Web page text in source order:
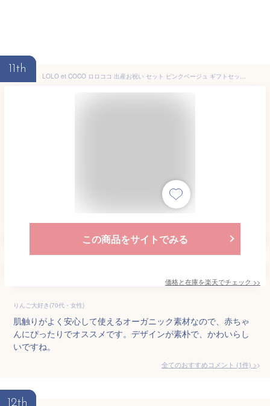
11th
LOLO et COCO ロロココ 出産お祝い セット ピンクベージュ ギフトセット カゴM / 雑貨6点 スタイ 汗取りパット ガラガラ 靴下 授乳スタイ2枚 / オーガニック 水玉 クマ 出産祝い 男の子 女の子 ベビー用品 おしゃれ かわいい 日本製 赤ちゃん ベビーギフト
この商品をサイトでみる
価格と在庫を楽天でチェック >>
りんご大好き(70代・女性)
肌触りがよく安心して使えるオーガニック素材なので、赤ちゃ
んにぴったりでオススメです。デザインが素朴で、かわいらし
いですね。
全てのおすすめコメント (1件) >
12th